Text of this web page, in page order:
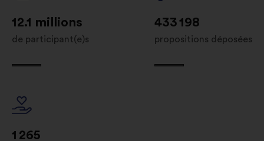
12.1 millions
de participant(e)s
433 198
propositions déposées
1 265